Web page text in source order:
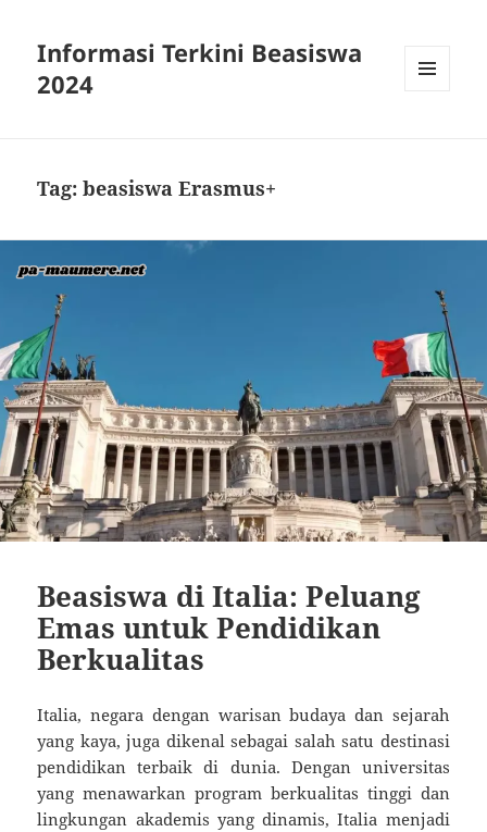
Informasi Terkini Beasiswa
2024
Tag:beasiswa Erasmus+
Beasiswa di Italia: Peluang
Emas untuk Pendidikan
Berkualitas
Italia, negara dengan warisan budaya dan sejarah
yang kaya, juga dikenal sebagai salah satu destinasi
pendidikan terbaik di dunia. Dengan universitas
yang menawarkan program berkualitas tinggi dan
lingkungan akademis yang dinamis, Italia menjadi